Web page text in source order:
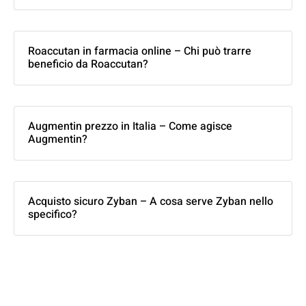
Roaccutan in farmacia online – Chi può trarre
beneficio da Roaccutan?
Augmentin prezzo in Italia – Come agisce
Augmentin?
Acquisto sicuro Zyban – A cosa serve Zyban nello
specifico?